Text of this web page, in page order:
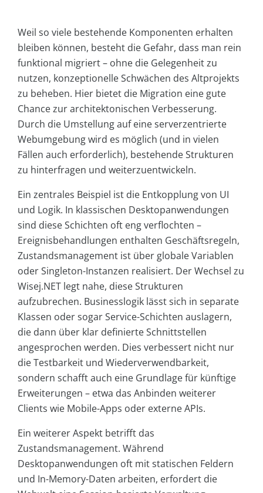
Weil so viele bestehende Komponenten erhalten
bleiben können, besteht die Gefahr, dass man rein
funktional migriert – ohne die Gelegenheit zu
nutzen, konzeptionelle Schwächen des Altprojekts
zu beheben. Hier bietet die Migration eine gute
Chance zur architektonischen Verbesserung.
Durch die Umstellung auf eine serverzentrierte
Webumgebung wird es möglich (und in vielen
Fällen auch erforderlich), bestehende Strukturen
zu hinterfragen und weiterzuentwickeln.
Ein zentrales Beispiel ist die Entkopplung von UI
und Logik. In klassischen Desktopanwendungen
sind diese Schichten oft eng verflochten –
Ereignisbehandlungen enthalten Geschäftsregeln,
Zustandsmanagement ist über globale Variablen
oder Singleton-Instanzen realisiert. Der Wechsel zu
Wisej.NET legt nahe, diese Strukturen
aufzubrechen. Businesslogik lässt sich in separate
Klassen oder sogar Service-Schichten auslagern,
die dann über klar definierte Schnittstellen
angesprochen werden. Dies verbessert nicht nur
die Testbarkeit und Wiederverwendbarkeit,
sondern schafft auch eine Grundlage für künftige
Erweiterungen – etwa das Anbinden weiterer
Clients wie Mobile-Apps oder externe APIs.
Ein weiterer Aspekt betrifft das
Zustandsmanagement. Während
Desktopanwendungen oft mit statischen Feldern
und In-Memory-Daten arbeiten, erfordert die